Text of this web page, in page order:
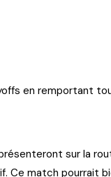
en remportant
sur la
Ce match pourrait